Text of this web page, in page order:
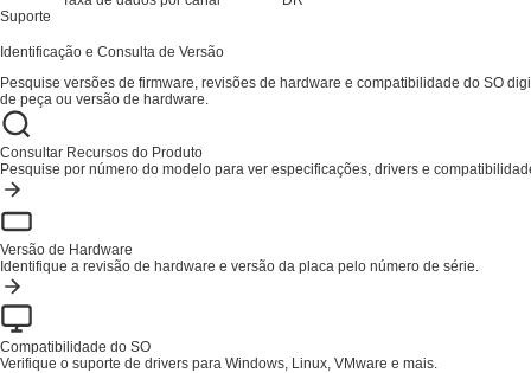
Suporte
Identificação e Consulta de Versão
Pesquise versões de firmware, revisões de hardware e compatibilidade do SO
de peça ou versão de hardware.
Consultar Recursos do Produto
Pesquise por número do modelo para ver especificações, drivers e
Versão de Hardware
Identifique a revisão de hardware e versão da placa pelo número de série.
Compatibilidade do SO
Verifique o suporte de drivers para Windows, Linux, VMware e mais.